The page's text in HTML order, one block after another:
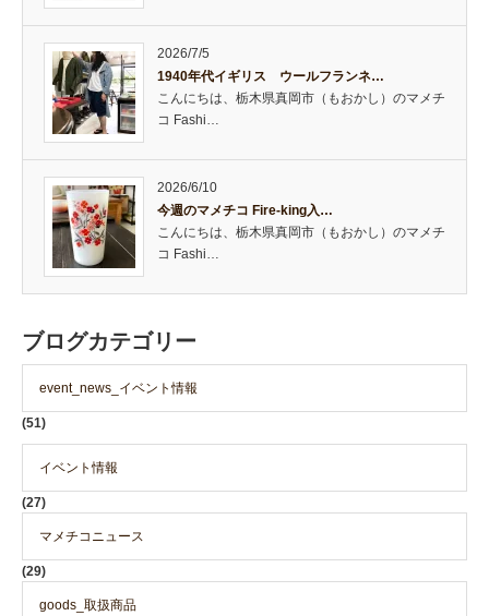
2026/7/5
1940年代イギリス ウールフランネ…
こんにちは、栃木県真岡市（もおかし）のマメチ
コ Fashi…
2026/6/10
今週のマメチコ Fire-king入…
こんにちは、栃木県真岡市（もおかし）のマメチ
コ Fashi…
ブログカテゴリー
event_news_イベント情報
(51)
イベント情報
(27)
マメチコニュース
(29)
goods_取扱商品